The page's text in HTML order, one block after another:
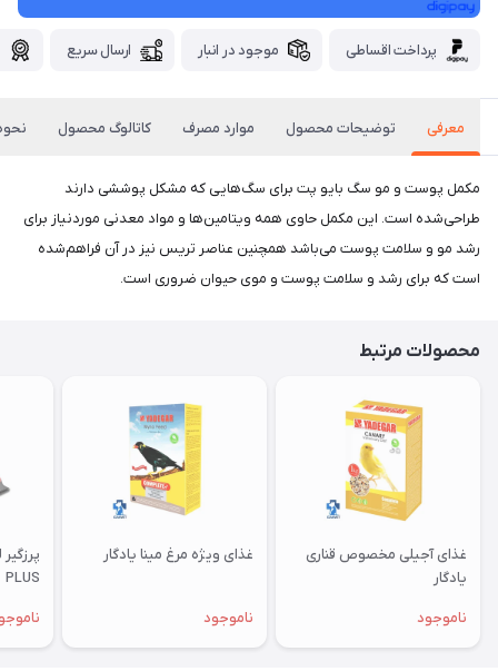
پرداخت اقساطی موجود در انبار ارسال سریع
معرفی توضیحات محصول موارد مصرف کاتالوگ محصول
​​​​مکمل پوست و مو سگ بایو پت برای سگ‌هایی که مشکل پوششی دارند
طراحی‌شده است. این مکمل حاوی همه ویتامین‌ها و مواد معدنی موردنیاز برای
رشد مو و سلامت پوست می‌باشد همچنین عناصر تریس نیز در آن فراهم‌شده
است که برای رشد و سلامت پوست و موی حیوان ضروری است.
محصولات مرتبط
غذای آجیلی مخصوص قناری
یادگار
ناموجود
غذای ویژه مرغ مینا یادگار
ناموجود
PLUS